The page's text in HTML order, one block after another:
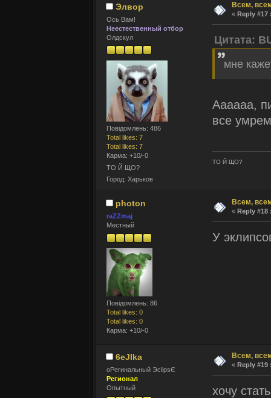
Элвор
Ось Вам!
Неестественный отбор
Олдскул
Повідомлень: 486
Total likes: 7
Total likes: 7
Карма: +10/-0
ТО Й ЩО?
Город: Харьков
Всем,
« Reply #17
Цитата:
мне
Аааааа,
все
ТО Й ЩО?
photon
raZZmaj
Местный
Повідомлень: 86
Total likes: 0
Total likes: 0
Карма: +10/-0
Всем,
« Reply #18
У
6eJIka
оРегинальный ЭclipsЄ
Регионал
Опытный
Всем,
« Reply #19
хочу